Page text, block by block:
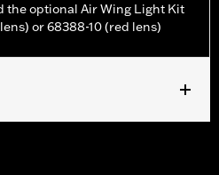
the optional Air Wing Light Kit
or 68388-10 (red lens)